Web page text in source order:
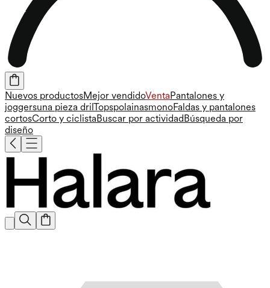
Nuevos productosMejor vendidoVenta Pantalones y
joggersuna pieza dril TopspolainasmonoFaldas y pantalones
cortosCorto y ciclista Buscar por actividad Búsqueda por
diseño